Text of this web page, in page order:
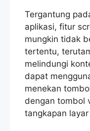
Tergantung
aplikasi, fitur
mungkin tidak
tertentu,
melindungi
dapat
menekan
dengan tombol
tangkapan